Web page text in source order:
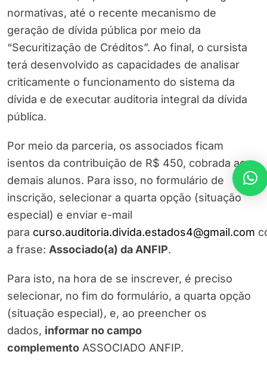
normativas, até o recente mecanismo de
geração de dívida pública por meio da
“Securitização de Créditos”. Ao final, o cursista
terá desenvolvido as capacidades de analisar
criticamente o funcionamento do sistema da
dívida e de executar auditoria integral da dívida
pública.
Por meio da parceria, os associados ficam
isentos da contribuição de R$ 450, cobrada aos
demais alunos. Para isso, no formulário de
inscrição, selecionar a quarta opção (situação
especial) e enviar e-mail
para curso.auditoria.divida.estados4@gmail.com
a frase: Associado(a) da ANFIP.
Para isto, na hora de se inscrever, é preciso
selecionar, no fim do formulário, a quarta opção
(situação especial), e, ao preencher os
dados, informar no campo
complemento ASSOCIADO ANFIP.